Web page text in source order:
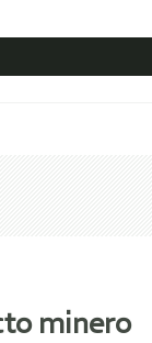
minero